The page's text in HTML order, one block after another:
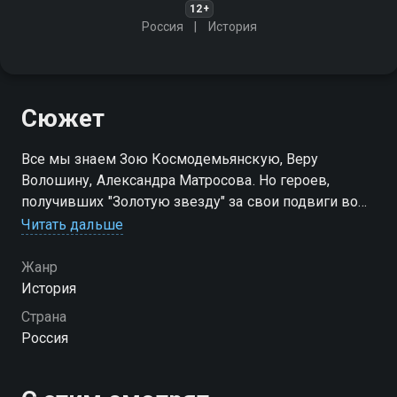
12+
Россия История
Сюжет
Все мы знаем Зою Космодемьянскую, Веру
Волошину, Александра Матросова. Но героев,
получивших "Золотую звезду" за свои подвиги во
время войны, в тысячи раз больше. Данный проект
Читать дальше
Жанр
История
Страна
Россия